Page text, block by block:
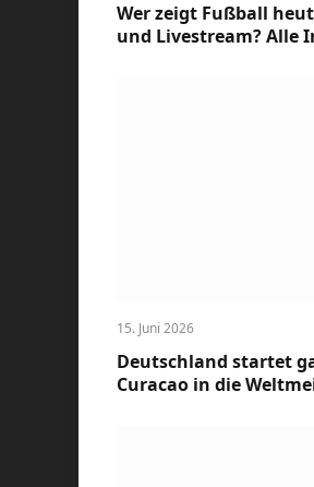
Wer zeigt Fußball
und Livestream? Alle
15. Juni 2026
Deutschland startet
Curacao in die